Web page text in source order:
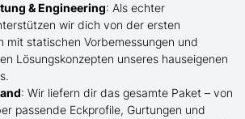
& Engineering: Als echter
wir dich von der ersten
mit statischen Vorbemessungen und
Lösungskonzepten unseres hauseigenen
: Wir liefern dir das gesamte Paket – von
passende Eckprofile, Gurtungen und